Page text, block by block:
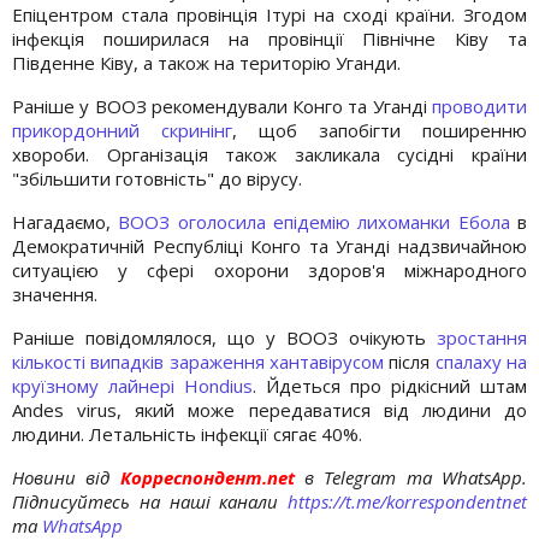
Епіцентром стала провінція Ітурі на сході країни. Згодом
інфекція поширилася на провінції Північне Ківу та
Південне Ківу, а також на територію Уганди.
Раніше у ВООЗ рекомендували Конго та Уганді проводити
прикордонний скринінг, щоб запобігти поширенню
хвороби. Організація також закликала сусідні країни
"збільшити готовність" до вірусу.
Нагадаємо, ВООЗ оголосила епідемію лихоманки Ебола в
Демократичній Республіці Конго та Уганді надзвичайною
ситуацією у сфері охорони здоров'я міжнародного
значення.
Раніше повідомлялося, що у ВООЗ очікують зростання
кількості випадків зараження хантавірусом після спалаху на
круїзному лайнері Hondius. Йдеться про рідкісний штам
Andes virus, який може передаватися від людини до
людини. Летальність інфекції сягає 40%.
Новини від Корреспондент.netв Telegram та WhatsApp.
Підписуйтесь на наші канали https://t.me/korrespondentnet
та WhatsApp